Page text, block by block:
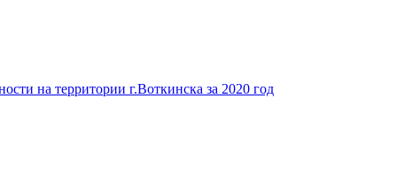
на территории г.Воткинска за 2020 год